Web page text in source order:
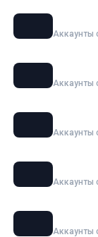
Аккаунты
Аккаунты
Аккаунты
Аккаунты
Аккаунты